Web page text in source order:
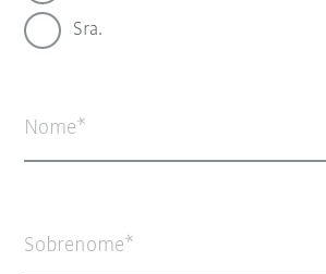
Sra.
Nome
Sobrenome